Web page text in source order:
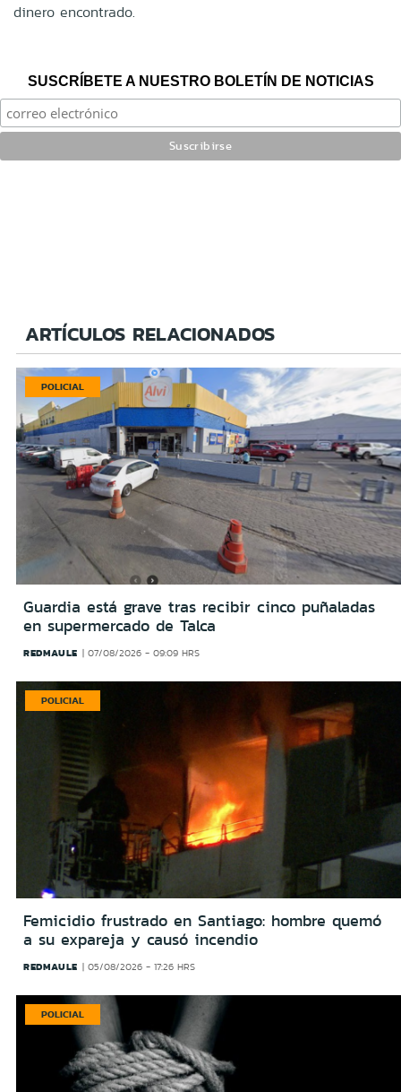
dinero encontrado.
SUSCRÍBETE A NUESTRO BOLETÍN DE NOTICIAS
ARTÍCULOS RELACIONADOS
POLICIAL
Guardia está grave tras recibir cinco puñaladas
en supermercado de Talca
REDMAULE 07/08/2026 - 09:09 HRS
POLICIAL
Femicidio frustrado en Santiago: hombre quemó
a su expareja y causó incendio
REDMAULE 05/08/2026 - 17:26 HRS
POLICIAL